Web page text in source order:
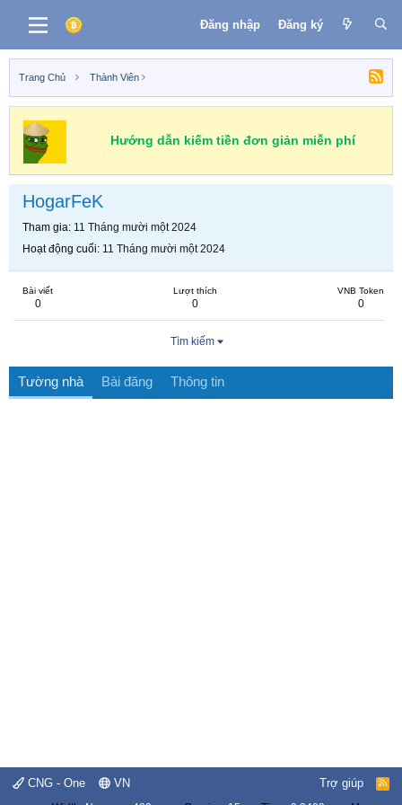
Đăng nhập Đăng ký
Trang Chủ Thành Viên
Hướng dẫn kiếm tiền đơn giản miễn phí
HogarFeK
Tham gia 11 Tháng mười một 2024
Hoạt động cuối 11 Tháng mười một 2024
Bài viết
0
Lượt thích
0
VNB Token
0
Tìm kiếm
Tường nhà Bài đăng Thông tin
CNG - One VN Trợ giúp
R